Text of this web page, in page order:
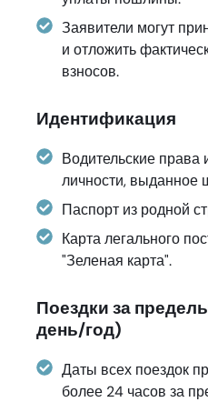
Заявители могут
и отложить
взносов.
Идентификация
Водительские права
личности, выданное
Паспорт из родной
Карта легального
"Зеленая карта".
Поездки за
день/год)
Даты всех поездок
более 24 часов за